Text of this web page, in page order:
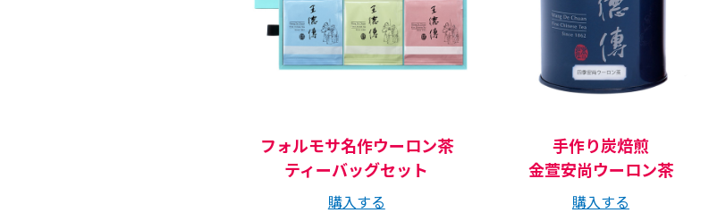
フォルモサ名作ウーロン茶
ティーバッグセット
購入する
⼿作り炭焙煎
⾦萱安尚ウーロン茶
購入する